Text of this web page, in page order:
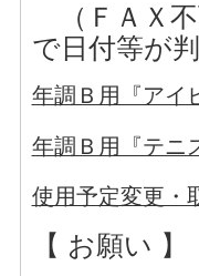
（ＦＡＸ
で日付等が
年調Ｂ用『アイ
年調Ｂ用『テニ
使用予定変更・
【 お願い 】